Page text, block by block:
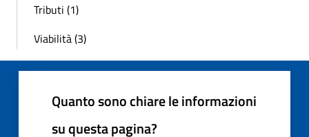
Tributi (1)
Viabilità (3)
Quanto sono chiare le informazioni
su questa pagina?